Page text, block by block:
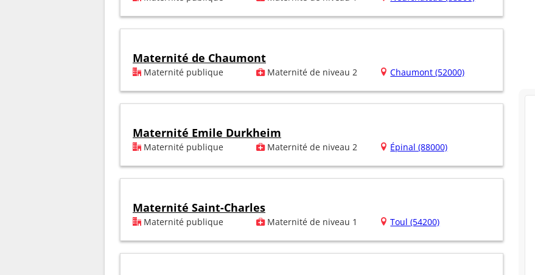
Maternité de Chaumont
Maternité publique Maternité de niveau 2 Chaumont (52000)
Maternité Emile Durkheim
Maternité publique Maternité de niveau 2 Épinal (88000)
Maternité Saint-Charles
Maternité publique Maternité de niveau 1 Toul (54200)